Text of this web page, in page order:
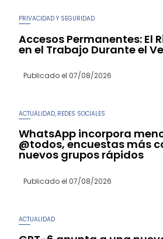
PRIVACIDAD Y SEGURIDAD
Accesos Permanentes: El
en el Trabajo Durante el
Publicado el 07/08/2026
ACTUALIDAD REDES SOCIALES
WhatsApp incorpora
@todos, encuestas más
nuevos grupos rápidos
Publicado el 07/08/2026
ACTUALIDAD